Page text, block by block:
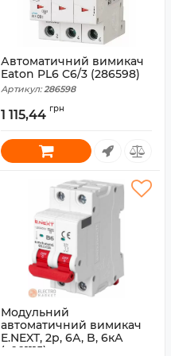
Автоматичний вимикач
Eaton PL6 C6/3 (286598)
Артикул: 286598
1 115,44 грн
Модульний
автоматичний вимикач
E.NEXT, 2p, 6А, B, 6кА
(s001115)